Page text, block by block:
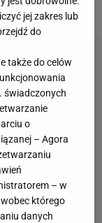
jej zakres lub
do
także do celów
świadczonych
o
– Agora
– w
którego
danych